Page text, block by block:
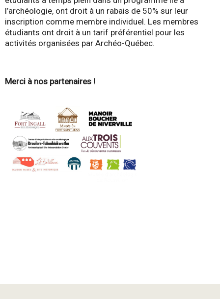
l’archéologie, ont droit à un rabais de 50% sur leur
inscription comme membre individuel. Les membres
étudiants ont droit à un tarif préférentiel pour les
activités organisées par Archéo-Québec.
Merci à nos partenaires !